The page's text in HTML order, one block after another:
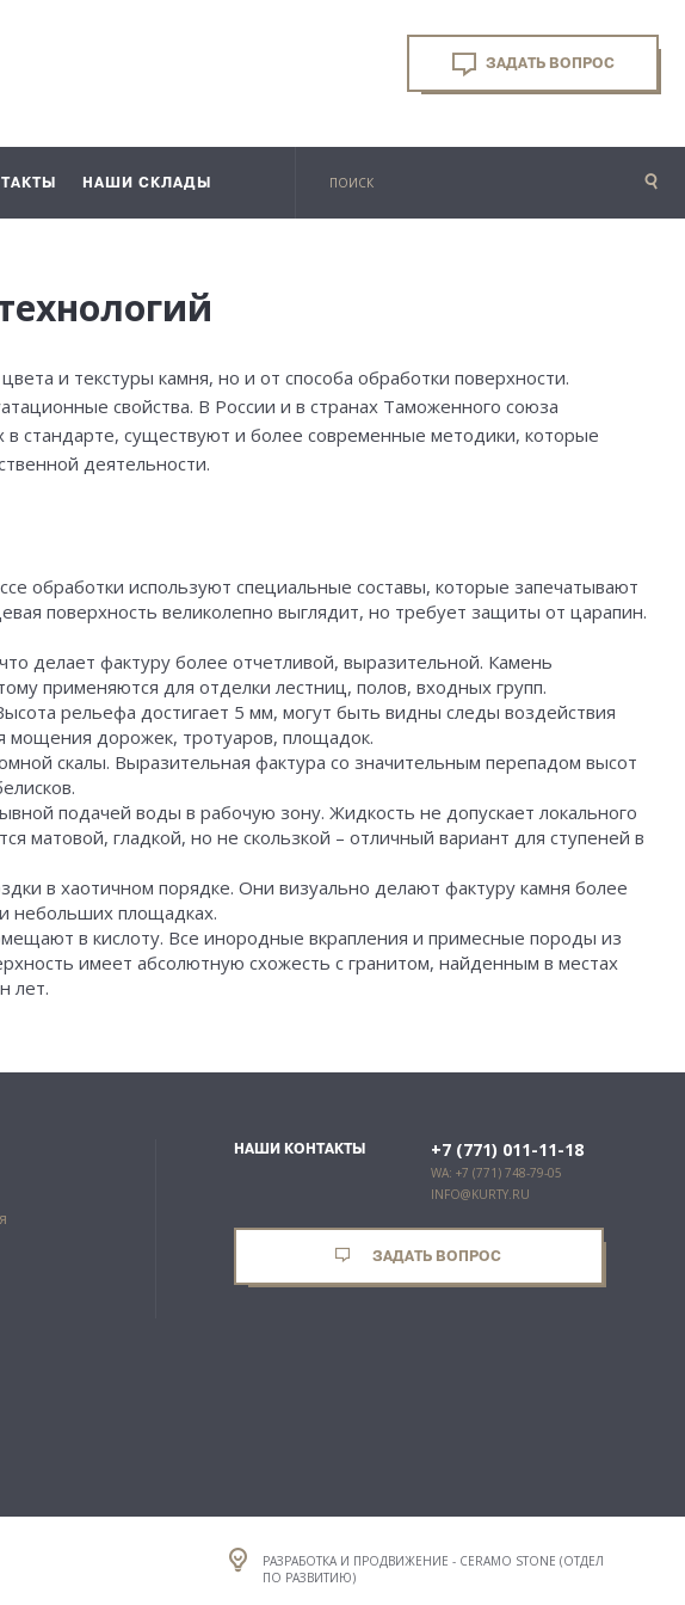
ЗАДАТЬ ВОПРОС
НАШИ СКЛАДЫ
и текстуры камня, но и от способа обработки поверхности.
свойства. В России и в странах Таможенного союза
в стандарте, существуют и более современные методики, которые
деятельности.
обработки используют специальные составы, которые запечатывают
поверхность великолепно выглядит, но требует защиты от царапин.
делает фактуру более отчетливой, выразительной. Камень
применяются для отделки лестниц, полов, входных групп.
рельефа достигает 5 мм, могут быть видны следы воздействия
мощения дорожек, тротуаров, площадок.
скалы. Выразительная фактура со значительным перепадом высот
подачей воды в рабочую зону. Жидкость не допускает локального
матовой, гладкой, но не скользкой – отличный вариант для ступеней в
в хаотичном порядке. Они визуально делают фактуру камня более
небольших площадках.
в кислоту. Все инородные вкрапления и примесные породы из
имеет абсолютную схожесть с гранитом, найденным в местах
лет.
НАШИ КОНТАКТЫ +7 (771) 011-11-18
WA: +7 (771) 748-79-05
INFO@KURTY.RU
ЗАДАТЬ ВОПРОС
РАЗРАБОТКА И ПРОДВИЖЕНИЕ - CERAMO STONE (ОТДЕЛ
ПО РАЗВИТИЮ)